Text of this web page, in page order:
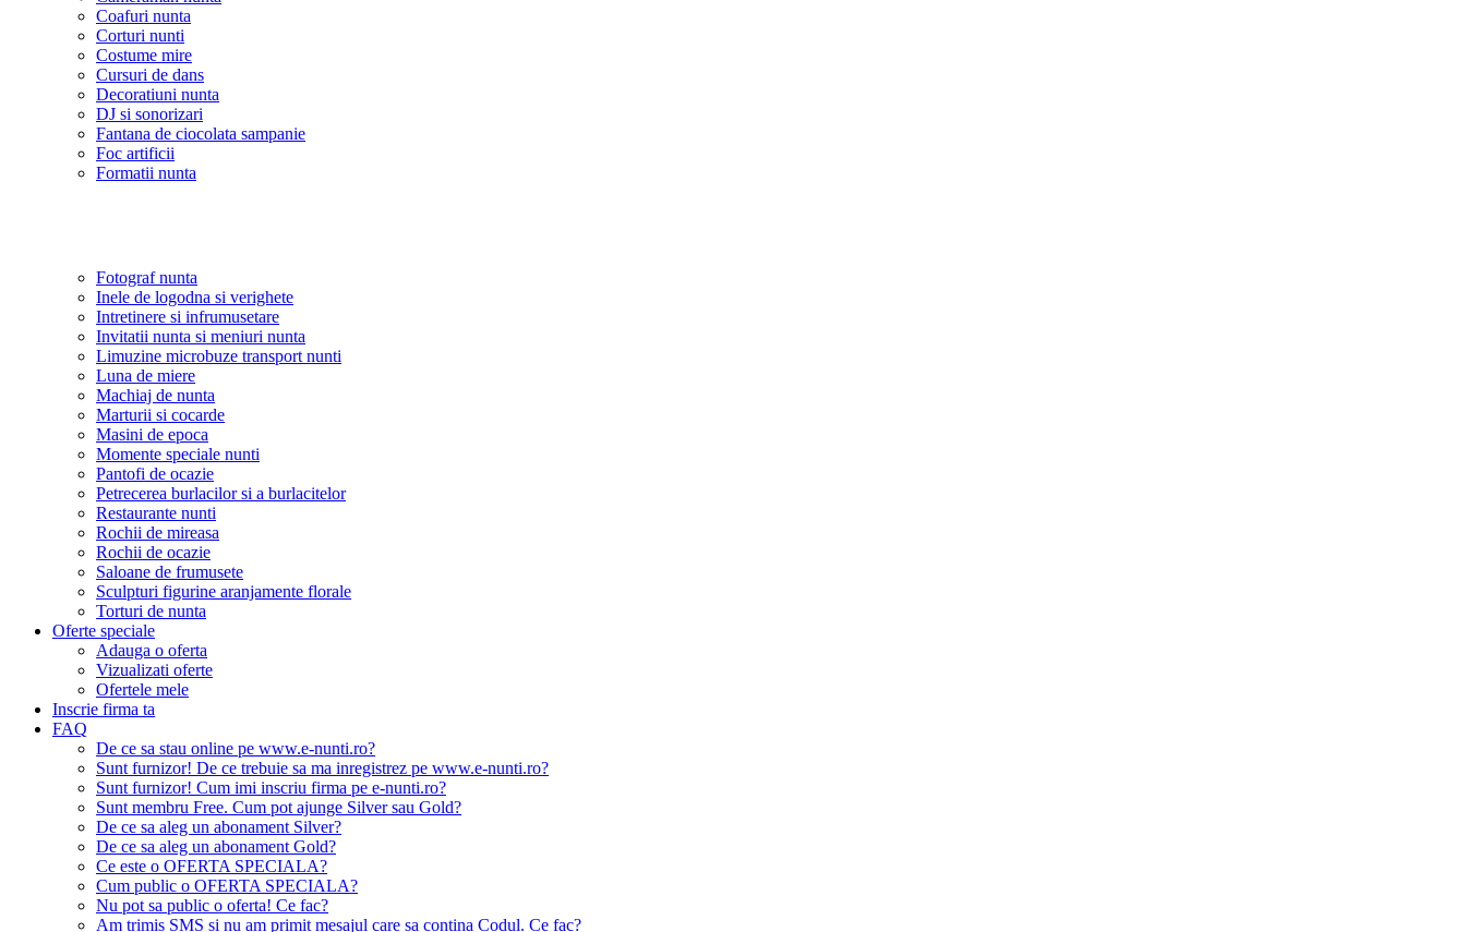
Coafuri nunta
Corturi nunti
Costume mire
Cursuri de dans
Decoratiuni nunta
DJ si sonorizari
Fantana de ciocolata sampanie
Foc artificii
Formatii nunta
Fotograf nunta
Inele de logodna si verighete
Intretinere si infrumusetare
Invitatii nunta si meniuri nunta
Limuzine microbuze transport nunti
Luna de miere
Machiaj de nunta
Marturii si cocarde
Masini de epoca
Momente speciale nunti
Pantofi de ocazie
Petrecerea burlacilor si a burlacitelor
Restaurante nunti
Rochii de mireasa
Rochii de ocazie
Saloane de frumusete
Sculpturi figurine aranjamente florale
Torturi de nunta
Oferte speciale
Adauga o oferta
Vizualizati oferte
Ofertele mele
Inscrie firma ta
FAQ
De ce sa stau online pe www.e-nunti.ro?
Sunt furnizor! De ce trebuie sa ma inregistrez pe www.e-nunti.ro?
Sunt furnizor! Cum imi inscriu firma pe e-nunti.ro?
Sunt membru Free. Cum pot ajunge Silver sau Gold?
De ce sa aleg un abonament Silver?
De ce sa aleg un abonament Gold?
Ce este o OFERTA SPECIALA?
Cum public o OFERTA SPECIALA?
Nu pot sa public o oferta! Ce fac?
Am trimis SMS si nu am primit mesajul care sa contina Codul. Ce fac?